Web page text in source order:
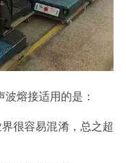
熔接适用的是：
很容易混淆，总之超